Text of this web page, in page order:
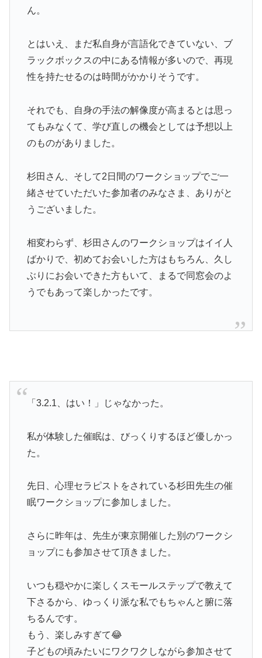
ん。
とはいえ、まだ私自身が言語化できていない、ブ
ラックボックスの中にある情報が多いので、再現
性を持たせるのは時間がかかりそうです。
それでも、自身の手法の解像度が高まるとは思っ
てもみなくて、学び直しの機会としては予想以上
のものがありました。
杉田さん、そして2日間のワークショップでご一
緒させていただいた参加者のみなさま、ありがと
うございました。
相変わらず、杉田さんのワークショップはイイ人
ばかりで、初めてお会いした方はもちろん、久し
ぶりにお会いできた方もいて、まるで同窓会のよ
うでもあって楽しかったです。
「3.2.1、はい！」じゃなかった。
私が体験した催眠は、びっくりするほど優しかっ
た。
先日、心理セラピストをされている杉田先生の催
眠ワークショップに参加しました。
さらに昨年は、先生が東京開催した別のワークシ
ョップにも参加させて頂きました。
いつも穏やかに楽しくスモールステップで教えて
下さるから、ゆっくり派な私でもちゃんと腑に落
ちるんです。
もう、楽しみすぎて😂
子どもの頃みたいにワクワクしながら参加させて